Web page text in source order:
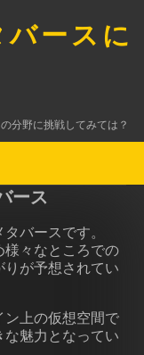
ースに
分野に挑戦してみては？
ース
バースです。
様々なところでの
が予想されてい
ン上の仮想空間で
な魅力となってい